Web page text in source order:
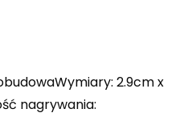
2.9cm x
nagrywania: